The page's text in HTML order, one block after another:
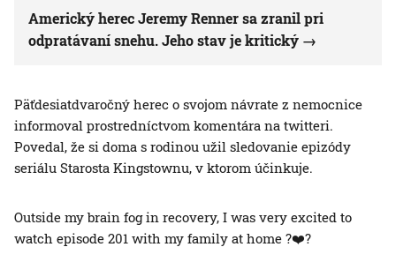
Americký herec Jeremy Renner sa zranil pri
odpratávaní snehu. Jeho stav je kritický
Päťdesiatdvaročný herec o svojom návrate z nemocnice
informoval prostredníctvom komentára na twitteri.
Povedal, že si doma s rodinou užil sledovanie epizódy
seriálu Starosta Kingstownu, v ktorom účinkuje.
Outside my brain fog in recovery, I was very excited to
watch episode 201 with my family at home ?❤️?